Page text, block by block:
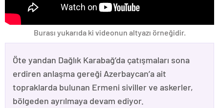
Burası yukarıda ki videonun altyazı örneğidir.
Öte yandan Dağlık Karabağ’da çatışmaları sona
erdiren anlaşma gereği Azerbaycan’a ait
topraklarda bulunan Ermeni siviller ve askerler,
bölgeden ayrılmaya devam ediyor.